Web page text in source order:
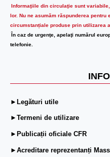
Informaţiile din circulaţie sunt
lor. Nu ne asumăm răspunderea
circumstanțiale produse prin utilizarea
În caz de urgenţe, apelaţi numărul
telefonie.
INFO
►Legături utile
►Termeni de utilizare
►Publicații oficiale CFR
►Acreditare reprezentanți